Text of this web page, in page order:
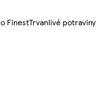
FinestTrvanlivé potraviny